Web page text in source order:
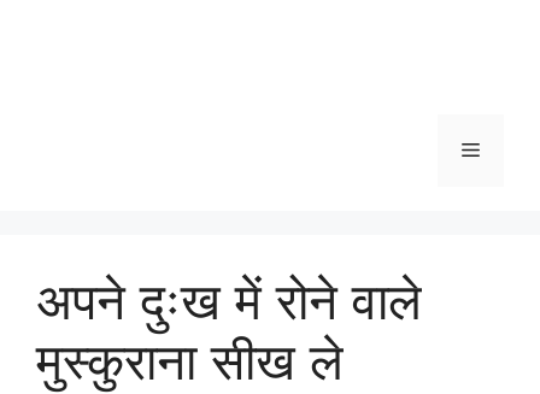
Menu
अपने दुःख में रोने वाले
मुस्कुराना सीख ले